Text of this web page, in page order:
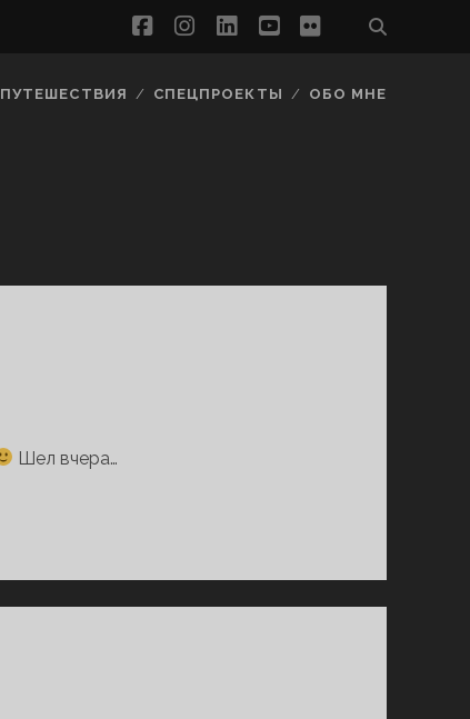
facebookinstagram
linkedin
youtube
flickr
ПУТЕШЕСТВИЯ СПЕЦПРОЕКТЫ ОБО МНЕ
Шел вчера…